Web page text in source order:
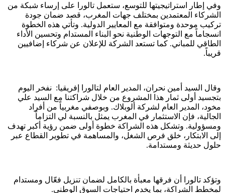
وفي إطار استراتيجيتها للتوسع، ستعمل تالورا على إرساء شبكة من
الشركاء المعتمدين بمختلف جهات المغرب، قصد ضمان جودة
تركيب موحدة ومتوافقة مع المعايير الدولية. وتأتي هذه الخطوة
انسجاماً مع التوجهات الوطنية نحو البناء المستدام وتحسين الأداء
الطاقي للمباني. كما تستعد الشركة للإعلان عن شركاء إضافيين
قريباً.
وقال السيد أمين نحران، المدير العام لتالورا إفريقيا: نفخر اليوم
بتجسيد أولى ثمار هذا المشروع من خلال شراكتنا مع السيد علي
مخود، المدير العام لشركة ألوبلاك. وبوصفي مغربياً من أفراد
الجالية، فإن الاستثمار في المغرب يمثل بالنسبة لي التزاماً
ومسؤولية. وتشكل هذه الشراكة خطوة أولى ضمن رؤية أكبر تهدف
إلى الابتكار، خلق فرص الشغل، والمساهمة في تطوير القطاع عبر
حلول حديثة ومستدامة.
وتؤكد تالورا أن فرقها معبأة بالكامل لضمان تنزيل فعّال ومستدام
لمخطط الشراكة، بما يخدم احتياجات السوق الوطني.